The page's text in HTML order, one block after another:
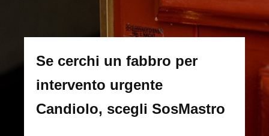
Se cerchi un fabbro per
intervento urgente
Candiolo, scegli SosMastro